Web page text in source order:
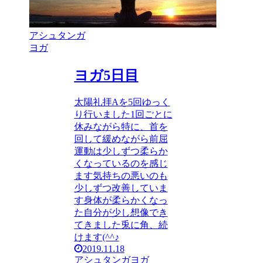
アシュタンガ
ヨガ
ヨガ5日目
太陽礼拝Aを5回ゆっく
り行いました1回ごとに
休みながら特に、首を
回して緩めながら前屈
運動は少しずつ柔らか
くなっているのを感じ
ます気持ちの悪いのも
少しずつ改善していま
す身体が柔らかくなっ
た自分が少し想像でき
てきました兎に角、続
けます(^^♪
2019.11.18
アシュタンガヨガ